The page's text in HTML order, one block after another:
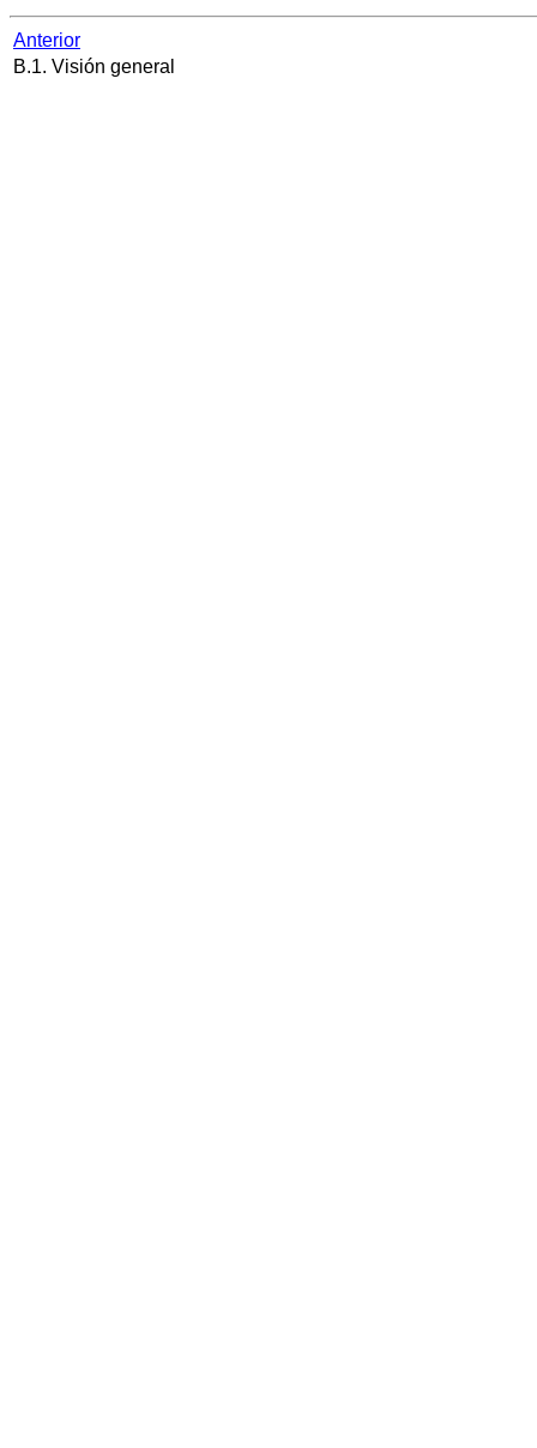
Anterior
B.1. Visión general